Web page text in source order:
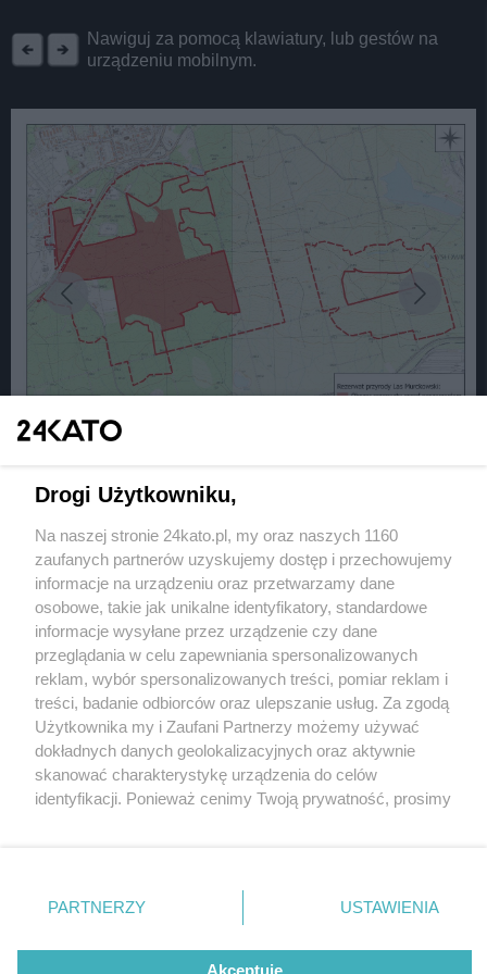
Nawiguj za pomocą klawiatury, lub gestów na
urządzeniu mobilnym.
zostanie powiększony o 40 hektarów. W sumie
będzie miał 141 ha
2 / 4
Las Murckowski, mapa
Las Murckowski, mapa
Wydawca mediów lokalnych
Nie zapomnij
zapoznać się z:
polityką prywatności regulamin korzystania z portali
Twojemiasto
Piekary Śląskie
Chorzów
Tarnowskie Góry
Gliwice
Skontakuj sięz nami
Kontakt
Wydawca
Redakcja
Drogi Użytkowniku,
Na naszej stronie 24kato.pl, my oraz naszych 1160
zaufanych partnerów uzyskujemy dostęp i przechowujemy
informacje na urządzeniu oraz przetwarzamy dane
osobowe, takie jak unikalne identyfikatory, standardowe
informacje wysyłane przez urządzenie czy dane
przeglądania w celu zapewniania spersonalizowanych
reklam, wybór spersonalizowanych treści, pomiar reklam i
treści, badanie odbiorców oraz ulepszanie usług. Za zgodą
Użytkownika my i Zaufani Partnerzy możemy używać
dokładnych danych geolokalizacyjnych oraz aktywnie
skanować charakterystykę urządzenia do celów
identyfikacji. Ponieważ cenimy Twoją prywatność, prosimy
prywatności znajdujący się w lewym dolnym rogu strony
. Niektóre rodzaje przetwarzania danych nie wymagają
zgody użytkownika, ale masz prawo sprzeciwić się
takiemu przetwarzaniu. Preferencje będą miały
PARTNERZY USTAWIENIA
Akceptuję